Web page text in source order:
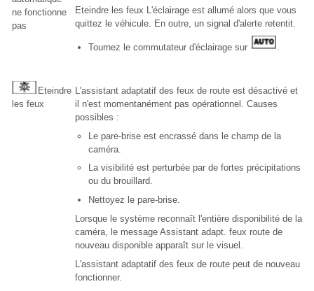
ne fonctionne
pas
Eteindre les feux L'éclairage est allumé alors que vous
quittez le véhicule. En outre, un signal d'alerte retentit.
Tournez le commutateur d'éclairage sur .
Eteindre
les feux
L'assistant adaptatif des feux de route est désactivé et
il n'est momentanément pas opérationnel. Causes
possibles :
Le pare-brise est encrassé dans le champ de la
caméra.
La visibilité est perturbée par de fortes précipitations
ou du brouillard.
Nettoyez le pare-brise.
Lorsque le système reconnaît l'entière disponibilité de la
caméra, le message Assistant adapt. feux route de
nouveau disponible apparaît sur le visuel.
L'assistant adaptatif des feux de route peut de nouveau
fonctionner.